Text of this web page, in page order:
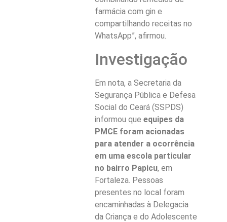
farmácia com gin e
compartilhando receitas no
WhatsApp”, afirmou.
Investigação
Em nota, a Secretaria da
Segurança Pública e Defesa
Social do Ceará (SSPDS)
informou que equipes da
PMCE foram acionadas
para atender a ocorrência
em uma escola particular
no bairro Papicu, em
Fortaleza. Pessoas
presentes no local foram
encaminhadas à Delegacia
da Criança e do Adolescente